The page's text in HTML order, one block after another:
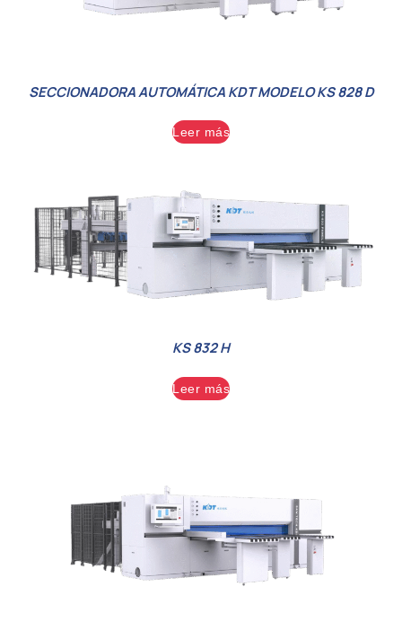
SECCIONADORA AUTOMÁTICA KDT MODELO KS 828 D
Leer más
KS 832 H
Leer más